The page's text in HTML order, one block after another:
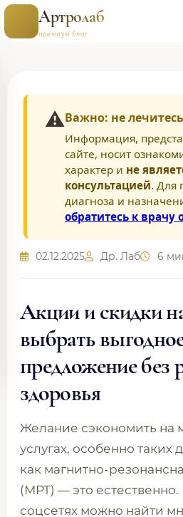
Артролаб
премиум блог
⚠️Важно: не
Информация,
сайте, носит
характер и не
консультацией. Для
диагноза и
обратитесь к врачу
02.12.2025 Др. Лаб 6
Акции и скидки
выбрать
предложение без
здоровья
Желание сэкономить на
услугах, особенно таких
как магнитно-
(МРТ) — это естественно.
соцсетях можно найти